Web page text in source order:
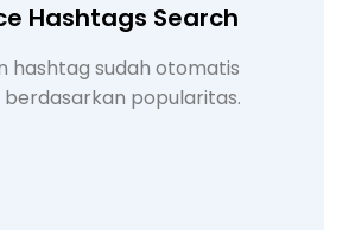
Hashtags Search
hashtag sudah otomatis
popularitas.